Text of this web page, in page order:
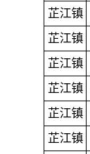
芷江镇
芷江镇
芷江镇
芷江镇
芷江镇
芷江镇